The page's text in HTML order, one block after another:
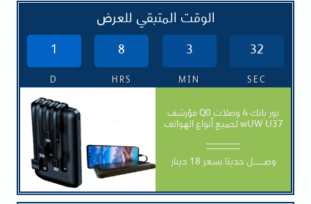
الوقت المتبقي للعرض
1 8 3 30
D HRS MIN SEC
مؤرشف Q0 بور بانك 4 وصلات
لجميع أنواع الهواتف wUW U37
_______
وصــــــــل حديثا بسعر 18 دينار